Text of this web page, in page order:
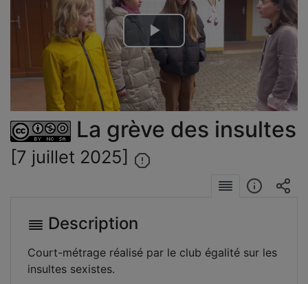
Lire
la
vidéo
La grève des insultes
[7 juillet 2025]
Description
Court-métrage réalisé par le club égalité sur les
insultes sexistes.